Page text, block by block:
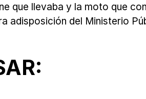
que llevaba y la moto que
adisposición del Ministerio